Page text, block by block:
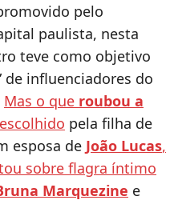
pelo
paulista, nesta
teve como objetivo
de influenciadores do
Mas o que roubou a
pela filha de
esposa de João Lucas,
sobre flagra íntimo
Marquezine e